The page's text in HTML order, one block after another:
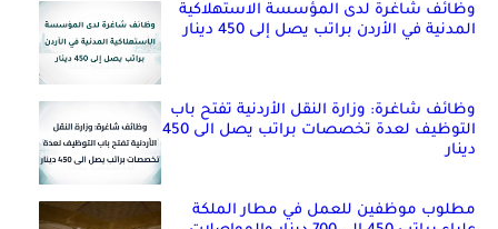
وظائف شاغرة لدى المؤسسة الاستهلاكية
المدنية في الأردن براتب يصل إلى 450 دينار
وظائف شاغرة: وزارة النقل الأردنية تفتح باب
التوظيف لعدة تخصصات براتب يصل الى 450
دينار
مطلوب موظفين للعمل في مطار الملكة